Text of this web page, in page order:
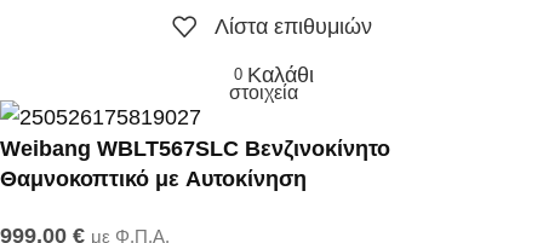
Λίστα επιθυμιών
0
στοιχεία
Καλάθι
Weibang WBLT567SLC Βενζινοκίνητο
Θαμνοκοπτικό με Aυτοκίνηση
999,00 € με Φ.Π.Α.